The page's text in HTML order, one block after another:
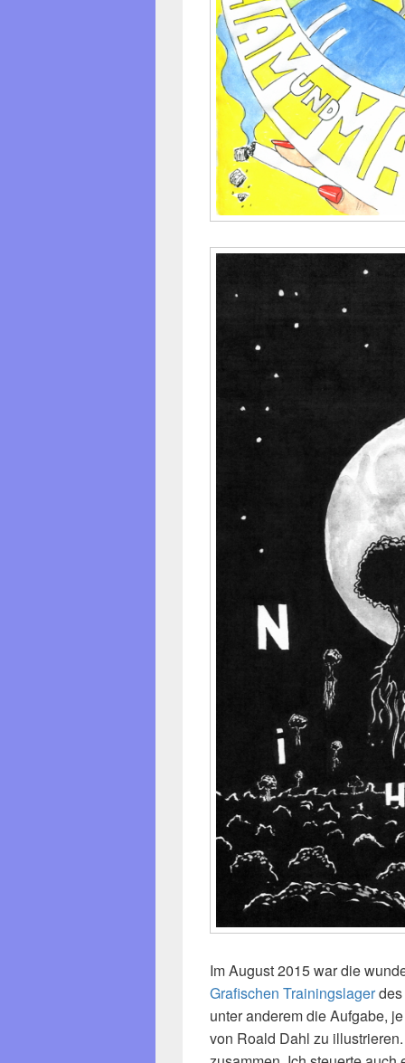
Im August 2015 war die
Grafischen Trainingslagerdes
unter anderem die Aufgabe,
von Roald Dahl zu